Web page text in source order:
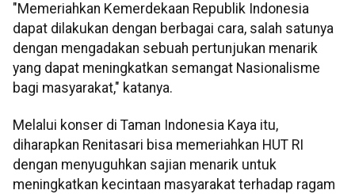
"Memeriahkan Kemerdekaan Republik Indonesia
dapat dilakukan dengan berbagai cara, salah satunya
dengan mengadakan sebuah pertunjukan menarik
yang dapat meningkatkan semangat Nasionalisme
bagi masyarakat," katanya.
Melalui konser di Taman Indonesia Kaya itu,
diharapkan Renitasari bisa memeriahkan HUT RI
dengan menyuguhkan sajian menarik untuk
meningkatkan kecintaan masyarakat terhadap ragam